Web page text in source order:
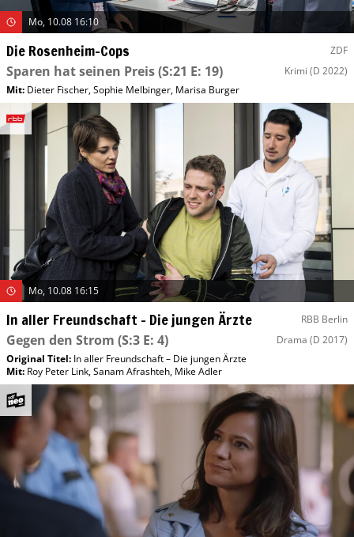
Mo, 10.08 16:10
Die Rosenheim-Cops ZDF
Sparen hat seinen Preis(S:21 E: 19) Krimi (D 2022)
Mit: Dieter Fischer,Sophie Melbinger, Marisa Burger
Mo, 10.08 16:15
In aller Freundschaft – Die jungen Ärzte RBB Berlin
Gegen den Strom (S:3 E: 4) Drama (D 2017)
Original Titel: In aller Freundschaft – Die jungen Ärzte
Mit: Roy Peter Link,Sanam Afrashteh, Mike Adler